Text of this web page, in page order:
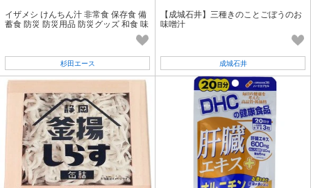
イザメシ けんちん汁 非常食 保存食 備
蓄食 防災 防災用品 防災グッズ 和食 味
杉田エース
【成城石井】三種きのことごぼうのお
味噌汁
成城石井